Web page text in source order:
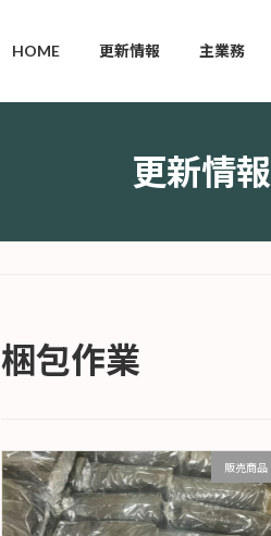
HOME 更新情報 主業務
更新情報
梱包作業
販売商品